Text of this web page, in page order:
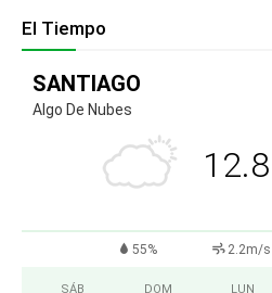
El Tiempo
SANTIAGO
Algo De Nubes
12.8
55% 2.2m/s
SÁB DOM LUN